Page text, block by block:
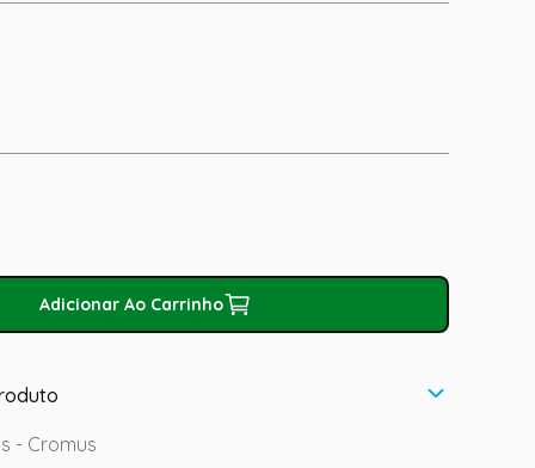
Adicionar Ao Carrinho
- Cromus